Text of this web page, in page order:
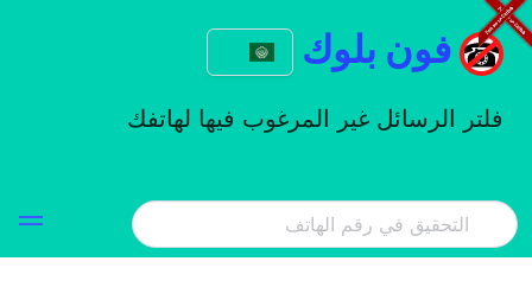
فون بلوك
فلتر الرسائل غير المرغوب فيها لهاتفك